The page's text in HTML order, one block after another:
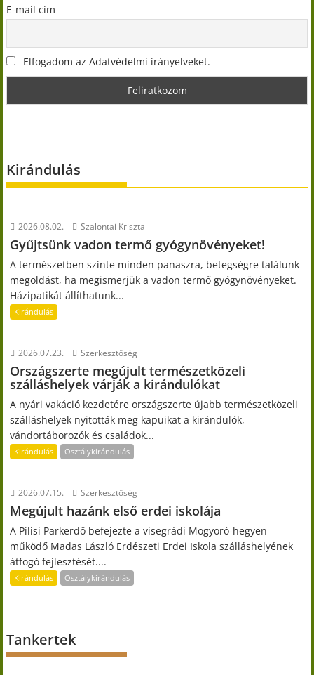
E-mail cím
Elfogadom az Adatvédelmi irányelveket.
Kirándulás
2026.08.02. Szalontai Kriszta
Gyűjtsünk vadon termő gyógynövényeket!
A természetben szinte minden panaszra, betegségre találunk
megoldást, ha megismerjük a vadon termő gyógynövényeket.
Házipatikát állíthatunk...
Kirándulás
2026.07.23. Szerkesztőség
Országszerte megújult természetközeli
szálláshelyek várják a kirándulókat
A nyári vakáció kezdetére országszerte újabb természetközeli
szálláshelyek nyitották meg kapuikat a kirándulók,
vándortáborozók és családok...
Kirándulás Osztálykirándulás
2026.07.15. Szerkesztőség
Megújult hazánk első erdei iskolája
A Pilisi Parkerdő befejezte a visegrádi Mogyoró-hegyen
működő Madas László Erdészeti Erdei Iskola szálláshelyének
átfogó fejlesztését....
Kirándulás Osztálykirándulás
Tankertek